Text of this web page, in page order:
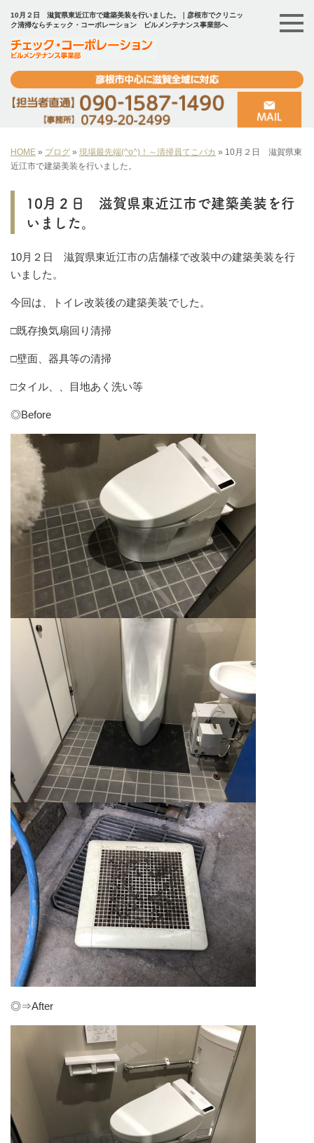
10月２日 滋賀県東近江市で建築美装を行いました。｜彦根市でクリニッ
ク清掃ならチェック・コーポレーション ビルメンテナンス事業部へ
HOME » ブログ » 現場最先端(^o^)！～清掃員てこパカ » 10月２日 滋賀県東
近江市で建築美装を行いました。
10月２日 滋賀県東近江市で建築美装を行
いました。
10月２日 滋賀県東近江市の店舗様で改装中の建築美装を行
いました。
今回は、トイレ改装後の建築美装でした。
□既存換気扇回り清掃
□壁面、器具等の清掃
□タイル、、目地あく洗い等
◎Before
◎⇒After